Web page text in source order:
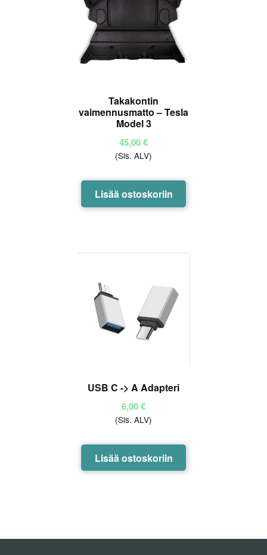
Takakontin
vaimennusmatto – Tesla
Model 3
45,00€
(Sis. ALV)
Lisää ostoskoriin
USB C -> A Adapteri
6,00€
(Sis. ALV)
Lisää ostoskoriin